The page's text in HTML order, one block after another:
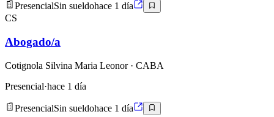
PresencialSin sueldohace 1 día
CS
Abogado/a
Cotignola Silvina Maria Leonor· CABA
Presencial·hace 1 día
PresencialSin sueldohace 1 día